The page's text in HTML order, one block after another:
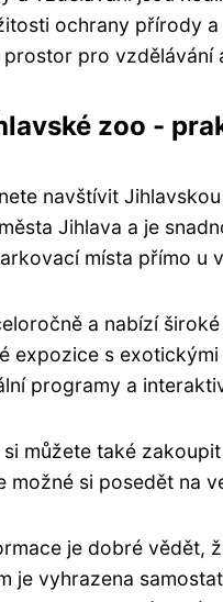
ochrany přírody
prostor pro
zoo -
navštívit
Jihlava a je
místa přímo u
a nabízí
expozice s
programy a
můžete také
možné si posedět na
je dobré vědět,
je vyhrazena